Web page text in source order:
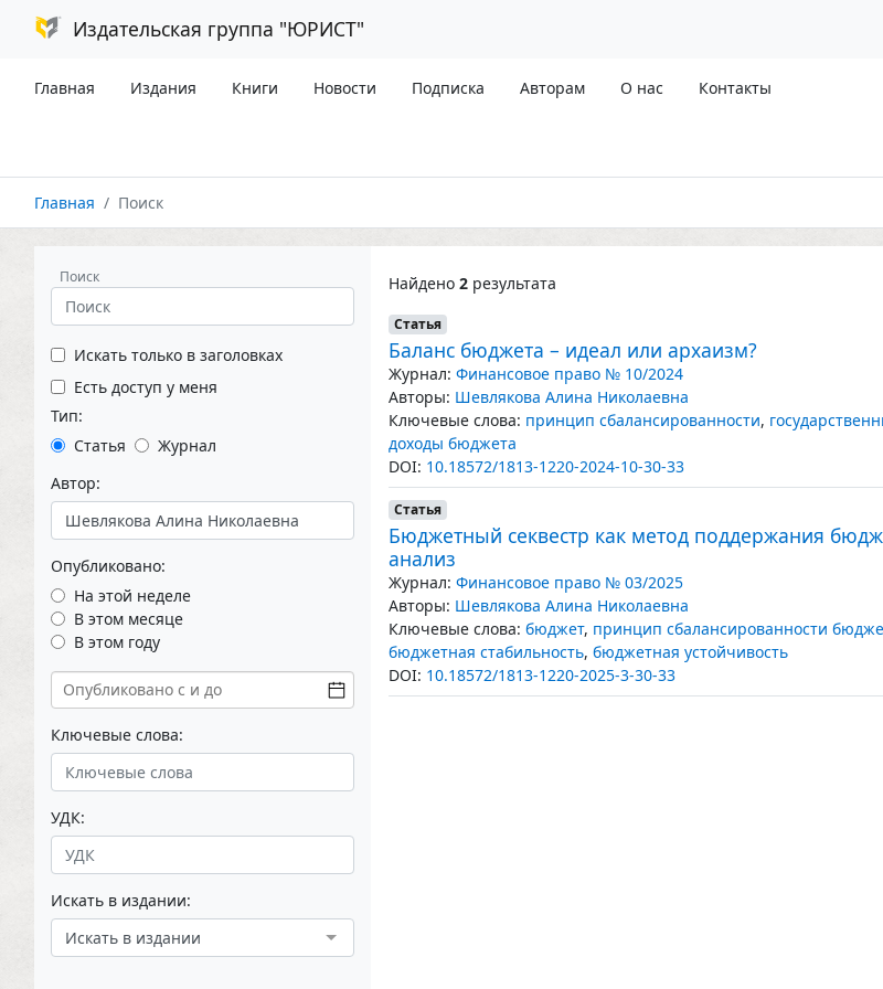
Издательская группа "ЮРИСТ"
Главная Издания Книги Новости Подписка Авторам О нас Контакты
Главная Поиск
Поиск
Искать только в заголовках
Есть доступ у меня
Тип:
Статья
Журнал
Автор:
Опубликовано:
На этой неделе
В этом месяце
В этом году
Ключевые слова:
УДК:
Искать в издании:
Искать в издании
Найдено 2 результата
Статья
Баланс бюджета – идеал или архаизм?
Журнал: Финансовое право № 10/2024
Авторы: Шевлякова Алина Николаевна
Ключевые слова: принцип сбалансированности,
доходы бюджета
DOI: 10.18572/1813-1220-2024-10-30-33
Статья
Бюджетный секвестр как метод поддержания
анализ
Журнал: Финансовое право № 03/2025
Авторы: Шевлякова Алина Николаевна
Ключевые слова: бюджет, принцип сбалансированности
бюджетная стабильность, бюджетная устойчивость
DOI: 10.18572/1813-1220-2025-3-30-33